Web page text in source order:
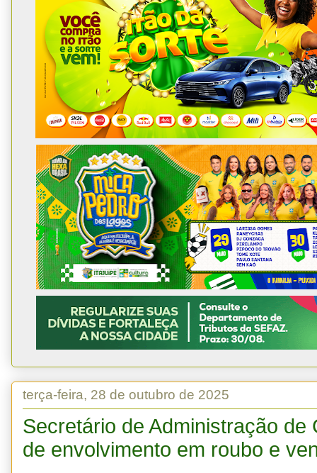
terça-feira, 28 de outubro de 2025
Secretário de Administração de
de envolvimento em roubo e